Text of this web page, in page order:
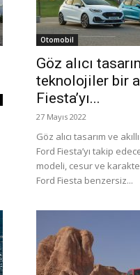
Otomobil
Göz alıcı
teknolojiler bir
Fiesta’yı...
27 Mayıs 2022
Göz alıcı tasarım ve
Ford Fiesta’yı takip
modeli, cesur ve
Ford Fiesta benzersiz...